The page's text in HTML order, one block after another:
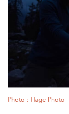
Photo : Hage Photo